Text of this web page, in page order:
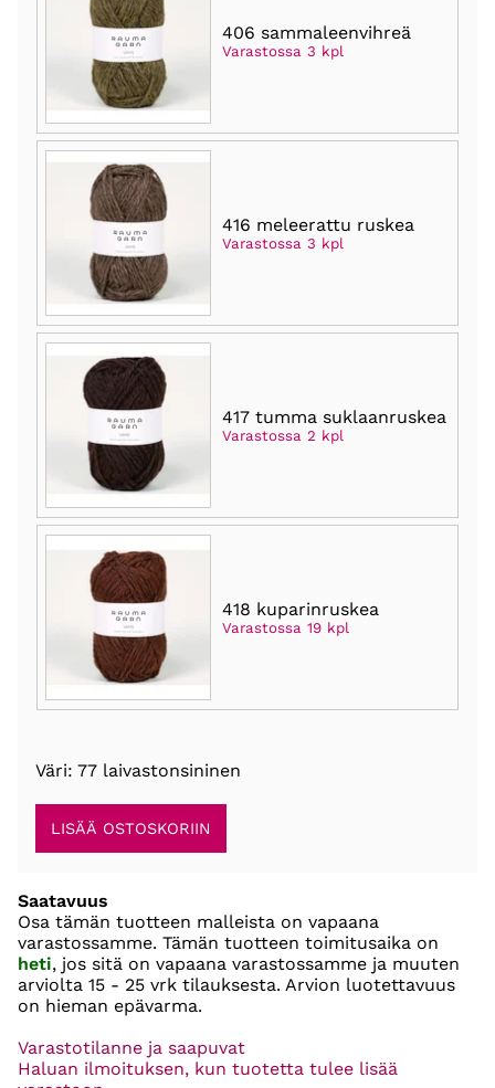
406 sammaleenvihreä
Varastossa 3 kpl
416 meleerattu ruskea
Varastossa 3 kpl
417 tumma suklaanruskea
Varastossa 2 kpl
418 kuparinruskea
Varastossa 19 kpl
Väri: 77 laivastonsininen
Saatavuus
Osa tämän tuotteen malleista on vapaana
varastossamme. Tämän tuotteen toimitusaika on
heti, jos sitä on vapaana varastossamme ja muuten
arviolta 15 - 25 vrk tilauksesta. Arvion luotettavuus
on hieman epävarma.
Varastotilanne ja saapuvat
Haluan ilmoituksen, kun tuotetta tulee lisää